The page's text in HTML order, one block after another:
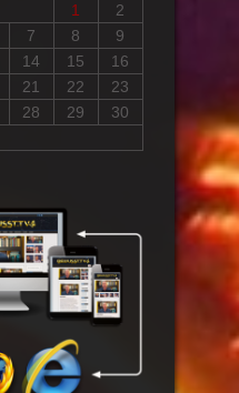
1
2
7 8
9
14 15
16
21 22
23
28 29
30